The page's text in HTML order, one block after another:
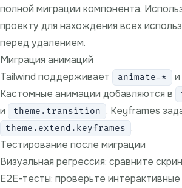
полной миграции компонента.
проекту для нахождения всех
перед удалением.
Миграция анимаций
Tailwind поддерживает
animate-* и
Кастомные анимации добавляются в
и theme.transition . Keyframes
theme.extend.keyframes
.
Тестирование после миграции
Визуальная регрессия: сравните
E2E-тесты: проверьте